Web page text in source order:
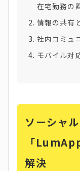
在宅勤務の
情報の共有
社内コミュ
モバイル対
ソーシャ
「
解決